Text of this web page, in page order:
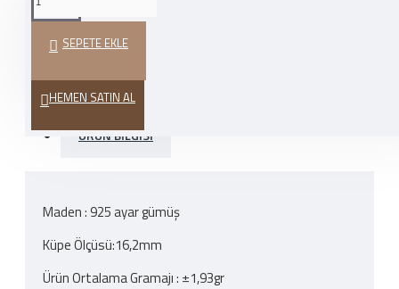
SEPETE EKLE
HEMEN SATIN AL
VER
HEDIYE PAKETI
ÜRÜN BILGISI
Maden : 925 ayar gümüş
Küpe Ölçüsü:16,2mm
Ürün Ortalama Gramajı : ±1,93gr